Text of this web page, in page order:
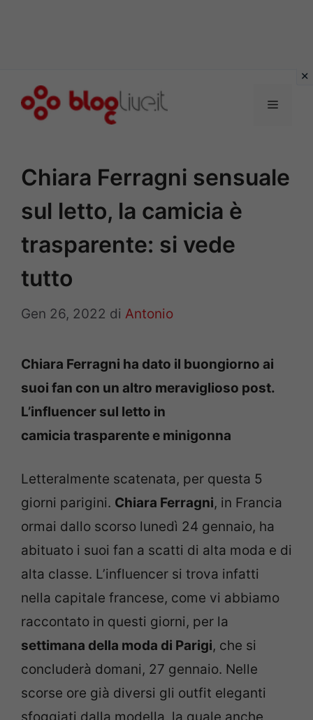
Menu
Chiara Ferragni sensuale
sul letto, la camicia è
trasparente: si vede
tutto
Gen 26, 2022 di Antonio
Chiara Ferragni ha dato il buongiorno ai
suoi fan con un altro meraviglioso post.
L’influencer sul letto in
camicia trasparente e minigonna
Letteralmente scatenata, per questa 5
giorni parigini. Chiara Ferragni, in Francia
ormai dallo scorso lunedì 24 gennaio, ha
abituato i suoi fan a scatti di alta moda e di
alta classe. L’influencer si trova infatti
nella capitale francese, come vi abbiamo
raccontato in questi giorni, per la
settimana della moda di Parigi, che si
concluderà domani, 27 gennaio. Nelle
scorse ore già diversi gli outfit eleganti